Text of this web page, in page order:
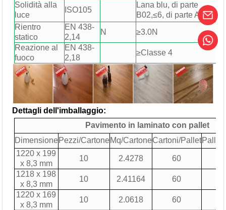
Solidità alla
luce
ISO105
Lana blu, di parte
B02,≤6, di parte A02,≤4
Rientro
statico
EN 438-
2,14
N
≥3.0N
Reazione al
fuoco
EN 438-
2,18
≥Classe 4
Dettagli dell'imballaggio:
Pavimento in laminato con pallet
DimensionePezzi/CartoneMq/CartoneCartoni/Pallet
1220 x 199
x 8,3 mm
10 2.4278 60
1218 x 198
x 8,3 mm
10 2.41164 60
1220 x 169
x 8,3 mm
10 2.0618 60